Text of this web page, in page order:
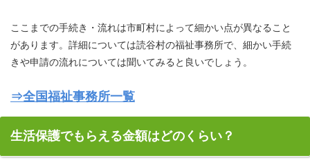
ここまでの手続き・流れは市町村によって細かい点が異なること
があります。詳細については読谷村の福祉事務所で、細かい手続
きや申請の流れについては聞いてみると良いでしょう。
⇒全国福祉事務所一覧
生活保護でもらえる金額はどのくらい？